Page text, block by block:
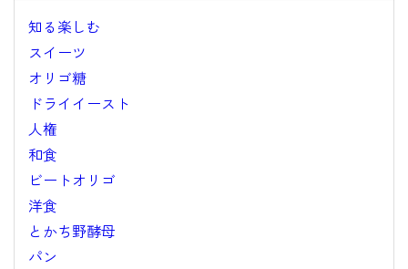
知る楽しむ
スイーツ
オリゴ糖
ドライイースト
人権
和食
ビートオリゴ
洋食
とかち野酵母
パン